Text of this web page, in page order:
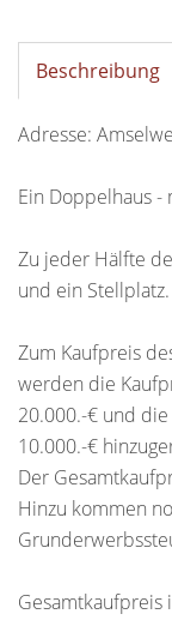
Beschreibung
Adresse:
Ein Doppelhaus
Zu jeder Hälfte
und ein Stellplatz.
Zum Kaufpreis
werden die
20.000.-€ und
10.000.-€
Der
Hinzu kommen
Gesamtkaufpreis